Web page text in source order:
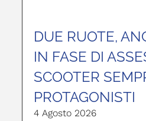
DUE RUOTE,
IN FASE DI
SCOOTER
PROTAGONISTI
4 Agosto 2026